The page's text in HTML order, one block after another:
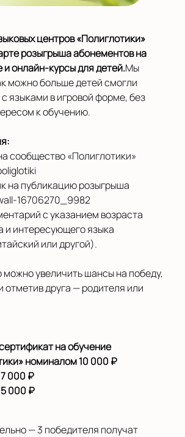
центров «Полиглотики»
розыгрыша абонементов на
и онлайн-курсы для детей.Мы
можно больше детей смогли
языками в игровой форме, без
к обучению.
сообщество «Полиглотики»
на публикацию розыгрыша
16706270_9982
с указанием возраста
и интересующего языка
или другой).
увеличить шансы на победу,
отметив друга — родителя или
на обучение
номиналом 10 000 ₽
000 ₽
000 ₽
— 3 победителя получат